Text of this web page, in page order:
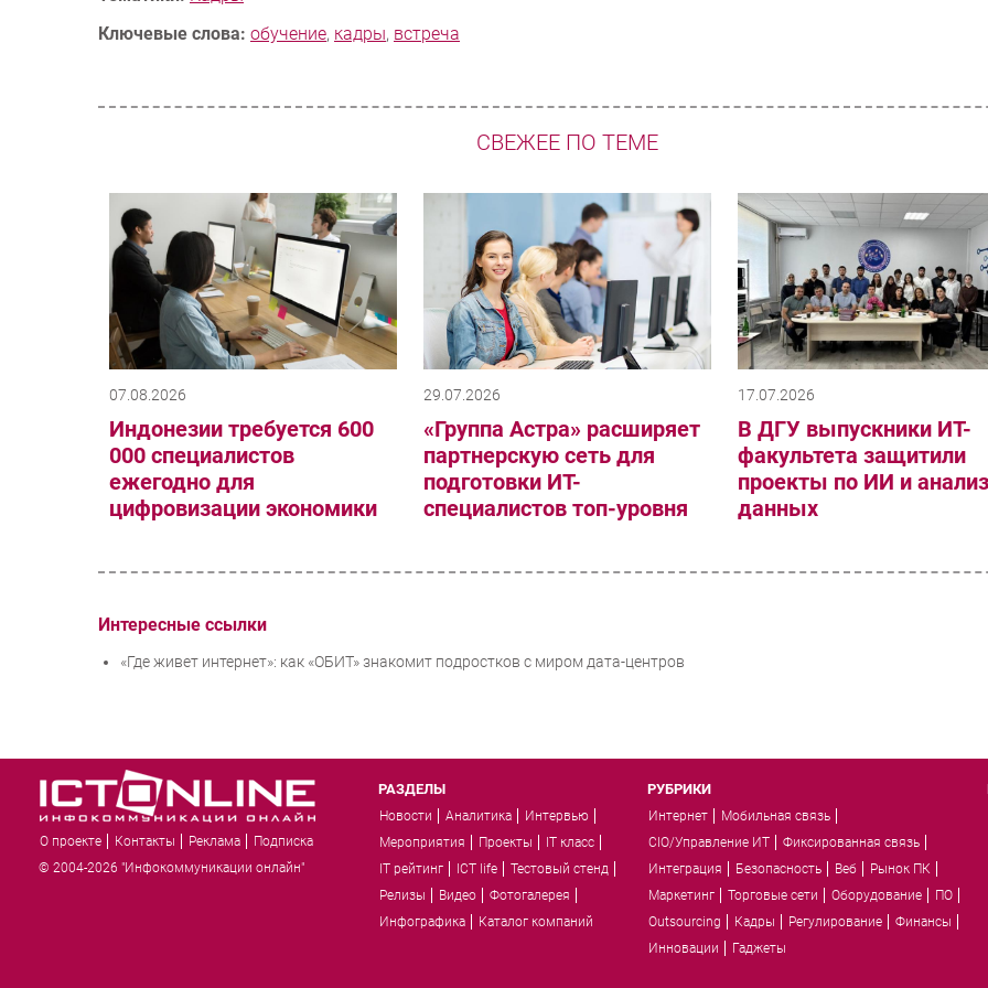
Ключевые слова: обучение, кадры, встреча
СВЕЖЕЕ ПО ТЕМЕ
07.08.2026
Индонезии требуется 600
000 специалистов
ежегодно для
цифровизации экономики
29.07.2026
«Группа Астра» расширяет
партнерскую сеть для
подготовки ИТ-
специалистов топ-уровня
17.07.2026
В ДГУ выпускники ИТ-
факультета защитили
проекты по ИИ и
данных
Интересные ссылки
«Где живет интернет»: как «ОБИТ» знакомит подростков с миром дата-центров
О проекте Контакты Реклама
Подписка
© 2004-2026 "Инфокоммуникации онлайн"
РАЗДЕЛЫ
Новости Аналитика
Интервью
Мероприятия
Проекты
IT класс
IT рейтинг
ICT life
Тестовый стенд
Релизы
Видео
Фотогалерея
Инфографика
Каталог компаний
РУБРИКИ
Интернет
Мобильная связь
CIO/Управление ИТ
Фиксированная связь
Интеграция
Безопасность Веб
Рынок ПК
Маркетинг
Торговые сети Оборудование
ПО
Outsourcing
Кадры Регулирование
Финансы
Инновации
Гаджеты